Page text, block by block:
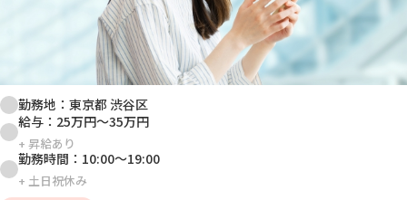
勤務地： 東京都 渋谷区
給与： 25万円～35万円
+ 昇給あり
勤務時間： 10:00～19:00
+ 土日祝休み